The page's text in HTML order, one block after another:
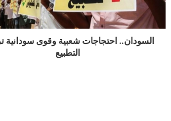
السودان.. احتجاجات شعبية وقوى
التطبيع